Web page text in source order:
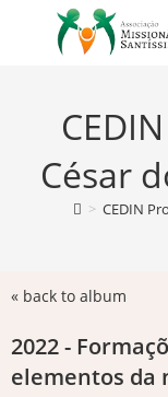
César
> CEDIN
« back to album
2022 -
elementos da